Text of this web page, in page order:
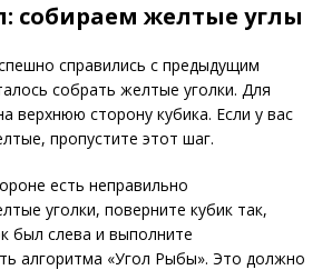
собираем желтые углы
справились с предыдущим
собрать желтые уголки. Для
верхнюю сторону кубика. Если у вас
пропустите этот шаг.
есть неправильно
уголки, поверните кубик так,
был слева и выполните
алгоритма «Угол Рыбы». Это должно